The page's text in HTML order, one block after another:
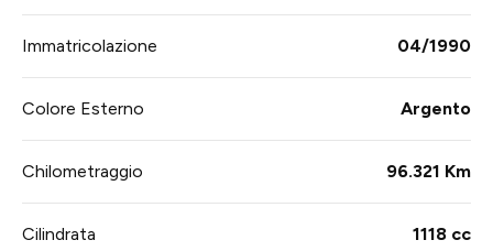
Immatricolazione 04/1990
Colore Esterno Argento
Chilometraggio 96.321 Km
Cilindrata 1118 cc